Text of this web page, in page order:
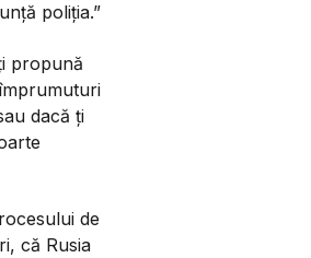
poliția.”
propună
dacă ți
de
că Rusia